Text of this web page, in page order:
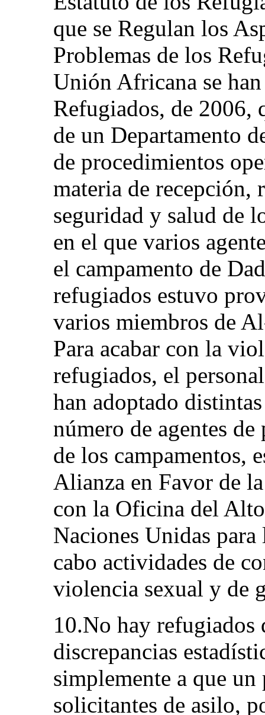
que se Regulan los
Problemas de los
Unión Africana se
Refugiados, de 2006,
de un Departamento
de procedimientos
materia de recepción,
seguridad y salud de
en el que varios
el campamento de
refugiados estuvo
varios miembros de
Para acabar con la
refugiados, el
han adoptado
número de agentes
de los campamentos,
Alianza en Favor de
con la Oficina del
Naciones Unidas
cabo actividades de
violencia sexual y de
10.No hay
discrepancias
simplemente a que
solicitantes de asilo,